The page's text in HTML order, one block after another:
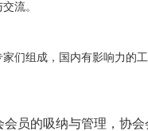
流。
们组成，国内有影响力的
会员的吸纳与管理，协